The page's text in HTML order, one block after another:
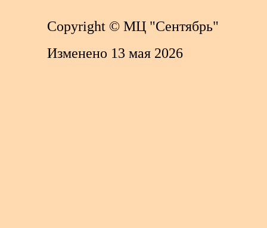
Copyright © МЦ "Сентябрь"
Изменено 13 мая 2026